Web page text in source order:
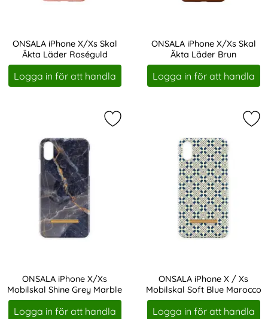
ONSALA iPhone X/Xs Skal
Äkta Läder Roséguld
Art. nr 207441
Logga in för att handla
ONSALA iPhone X/Xs Skal
Äkta Läder Brun
Art. nr 207443
Logga in för att handla
ONSALA iPhone X/Xs
Mobilskal Shine Grey Marble
Art. nr 207624
Logga in för att handla
Markera oNSALA iPhone X/Xs
ONSALA iPhone X / Xs
Mobilskal Soft Blue Marocco
Art. nr 207663
Logga in för att handla